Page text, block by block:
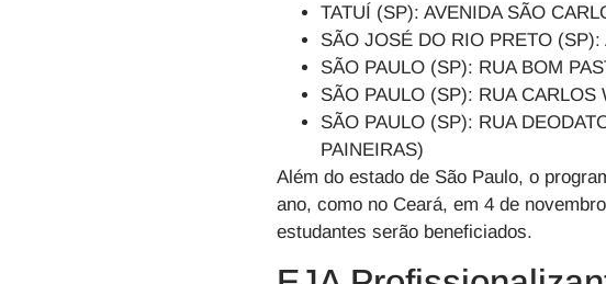
TATUÍ (SP): AVENIDA SÃO
SÃO JOSÉ DO RIO PRETO
SÃO PAULO (SP): RUA BOM
SÃO PAULO (SP): RUA
SÃO PAULO (SP): RUA
PAINEIRAS)
Além do estado de São Paulo, o
ano, como no Ceará, em 4 de
estudantes serão beneficiados.